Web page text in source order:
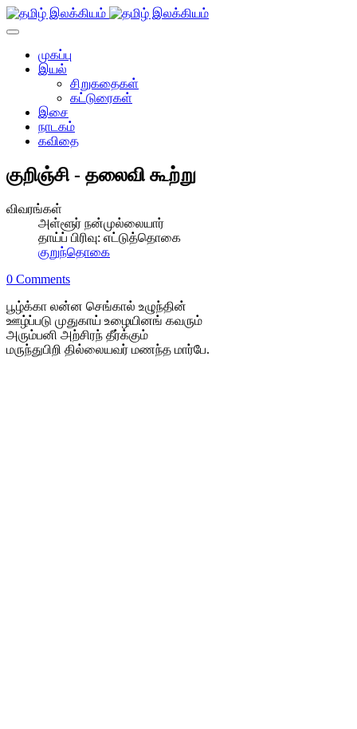
முகப்பு
இயல்
சிறுகதைகள்
கட்டுரைகள்
இசை
நாடகம்
கவிதை
குறிஞ்சி - தலைவி கூற்று
விவரங்கள்
அள்ளூர் நன்முல்லையார்
தாய்ப் பிரிவு: எட்டுத்தொகை
குறுந்தொகை
0 Comments
பூழ்க்கா லன்ன செங்கால் உழுந்தின்
ஊழ்ப்படு முதுகாய் உழையினங் கவரும்
அரும்பனி அற்சிரந் தீர்க்கும்
மருந்துபிறி தில்லையவர் மணந்த மார்பே.